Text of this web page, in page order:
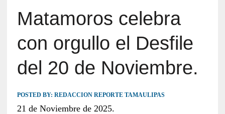
Matamoros celebra
con orgullo el Desfile
del 20 de Noviembre.
POSTED BY: REDACCION REPORTE TAMAULIPAS
21 de Noviembre de 2025.